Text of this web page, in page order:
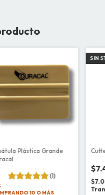
Plástica Grande
(1)
10 O MÁS
SIN